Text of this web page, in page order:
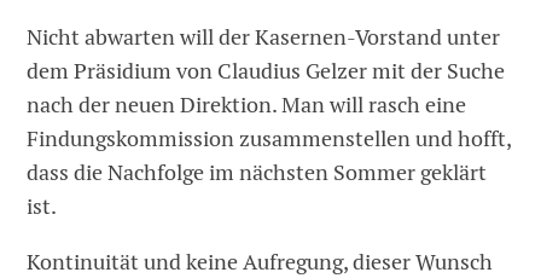
Nicht abwarten will der Kasernen-Vorstand unter
dem Präsidium von Claudius Gelzer mit der Suche
nach der neuen Direktion. Man will rasch eine
Findungskommission zusammenstellen und hofft,
dass die Nachfolge im nächsten Sommer geklärt
ist.
Kontinuität und keine Aufregung, dieser Wunsch